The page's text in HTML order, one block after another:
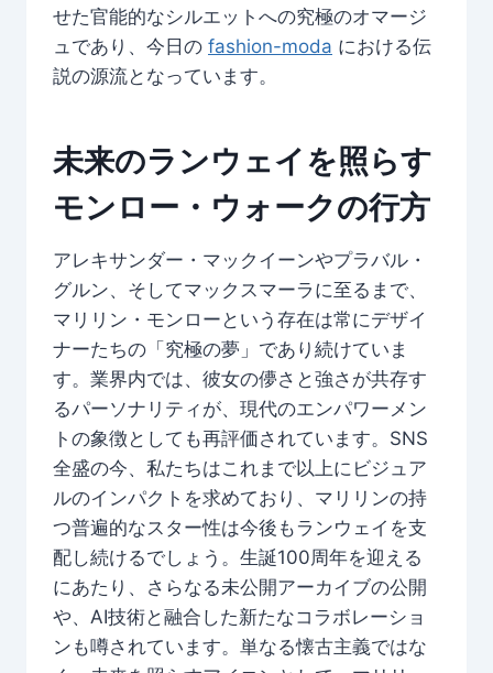
せた官能的なシルエットへの究極のオマージ
ュであり、今日の fashion-moda における伝
説の源流となっています。
未来のランウェイを照らす
モンロー・ウォークの行方
アレキサンダー・マックイーンやプラバル・
グルン、そしてマックスマーラに至るまで、
マリリン・モンローという存在は常にデザイ
ナーたちの「究極の夢」であり続けていま
す。業界内では、彼女の儚さと強さが共存す
るパーソナリティが、現代のエンパワーメン
トの象徴としても再評価されています。SNS
全盛の今、私たちはこれまで以上にビジュア
ルのインパクトを求めており、マリリンの持
つ普遍的なスター性は今後もランウェイを支
配し続けるでしょう。生誕100周年を迎える
にあたり、さらなる未公開アーカイブの公開
や、AI技術と融合した新たなコラボレーショ
ンも噂されています。単なる懐古主義ではな